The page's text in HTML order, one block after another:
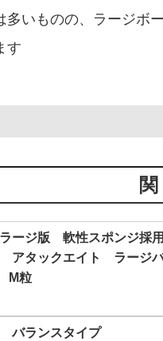
多いものの、ラージボ
す
ージ版 軟性スポンジ採用
アタックエイト ラージ
M粒
バランスタイプ